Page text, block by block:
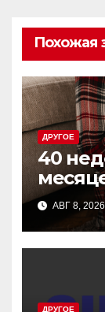
Похожая
ДРУГОЕ
40
АВГ 8,
ДРУГОЕ